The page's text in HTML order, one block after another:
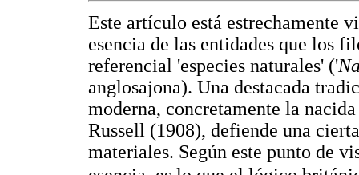
Este artículo está estrechamente
esencia de las entidades que los
referencial 'especies naturales' ('
anglosajona). Una destacada
moderna, concretamente la
Russell (1908), defiende una
materiales. Según este punto de